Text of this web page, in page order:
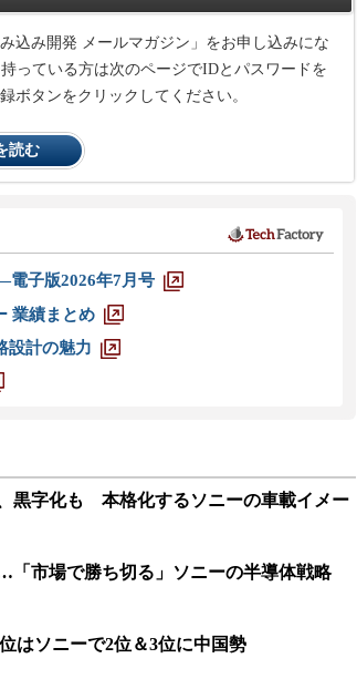
込み開発 メールマガジン」をお申し込みにな
っている方は次のページでIDとパスワードを
ボタンをクリックしてください。
読む
子版2026年7月号
業績まとめ
設計の魅力
黒字化も 本格化するソニーの車載イメー
市場で勝ち切る」ソニーの半導体戦略
はソニーで2位＆3位に中国勢